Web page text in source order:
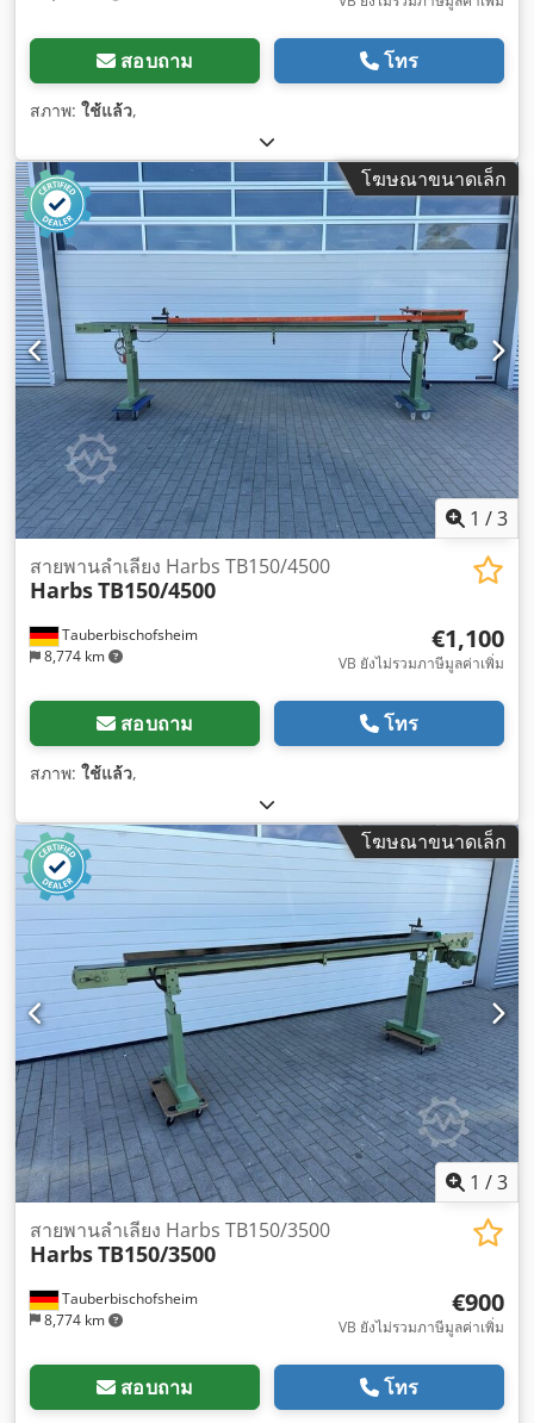
สอบถาม โทร
สภาพ: ใช้แล้ว,
โฆษณาขนาดเล็ก
1 /3
Tauberbischofsheim
8,774 km
สายพานลำเลียง Harbs TB150/4500
HarbsTB150/4500
€1,100
VB ยังไม่รวมภาษีมูลค่าเพิ่ม
สอบถาม โทร
สภาพ: ใช้แล้ว,
โฆษณาขนาดเล็ก
1 /3
Tauberbischofsheim
8,774 km
สายพานลำเลียง Harbs TB150/3500
HarbsTB150/3500
€900
VB ยังไม่รวมภาษีมูลค่าเพิ่ม
สอบถาม โทร